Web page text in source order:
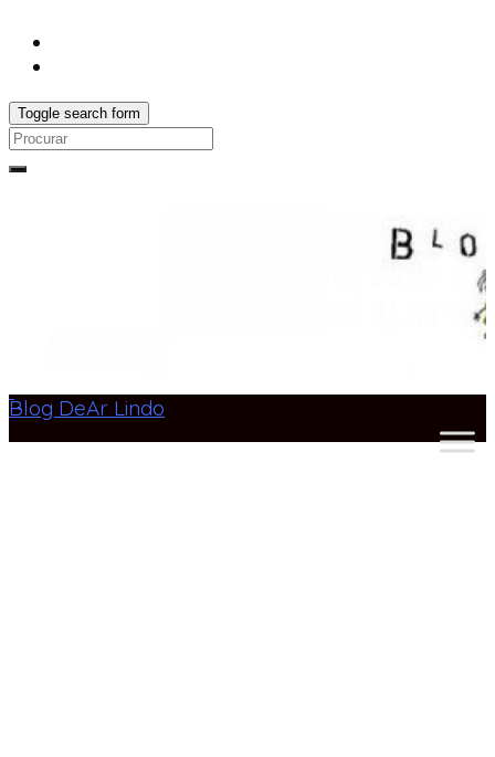
Toggle search form
Search
Blog DeAr Lindo